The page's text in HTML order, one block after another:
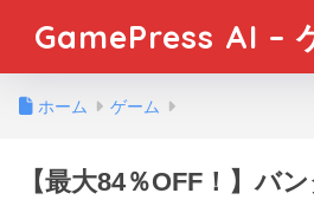
GamePress AI –
ホーム ゲーム
【最大84％OFF！】バ